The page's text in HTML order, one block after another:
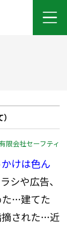
限会社セーフティ
けは色ん
シや広告、
た…建てた
された…近